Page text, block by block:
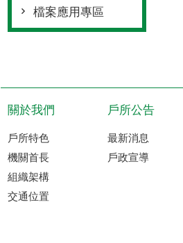
檔案應用專區
關於我們
戶所特色
機關首長
組織架構
交通位置
戶所公告
最新消息
戶政宣導